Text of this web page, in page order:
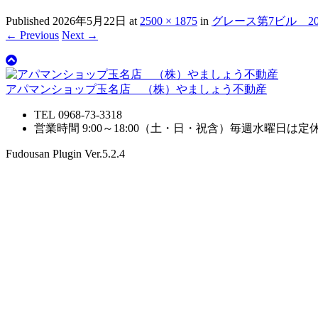
Published 2026年5月22日 at 2500 × 1875 in グレース第7ビル
← Previous Next →
アパマンショップ玉名店 （株）やましょう不動産
TEL 0968-73-3318
営業時間 9:00～18:00（土・日・祝含）毎週水曜日は定
Fudousan Plugin Ver.5.2.4